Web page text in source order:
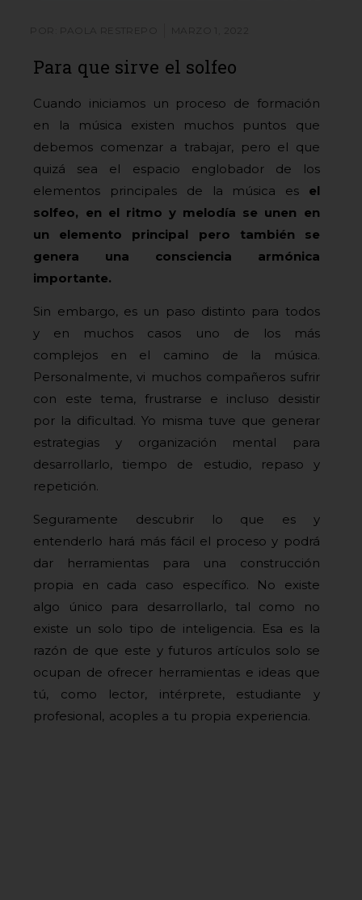
Para que sirve el solfeo
Cuando iniciamos un proceso de formación
en la música existen muchos puntos que
debemos comenzar a trabajar, pero el que
quizá sea el espacio englobador de los
elementos principales de la música es el
solfeo, en el ritmo y melodía se unen en
un elemento principal pero también se
genera una consciencia armónica
importante.
Sin embargo, es un paso distinto para todos
y en muchos casos uno de los más
complejos en el camino de la música.
Personalmente, vi muchos compañeros sufrir
con este tema, frustrarse e incluso desistir
por la dificultad. Yo misma tuve que generar
estrategias y organización mental para
desarrollarlo, tiempo de estudio, repaso y
repetición.
Seguramente descubrir lo que es y
entenderlo hará más fácil el proceso y podrá
dar herramientas para una construcción
propia en cada caso específico. No existe
algo único para desarrollarlo, tal como no
existe un solo tipo de inteligencia. Esa es la
razón de que este y futuros artículos solo se
ocupan de ofrecer herramientas e ideas que
tú, como lector, intérprete, estudiante y
profesional, acoples a tu propia experiencia.